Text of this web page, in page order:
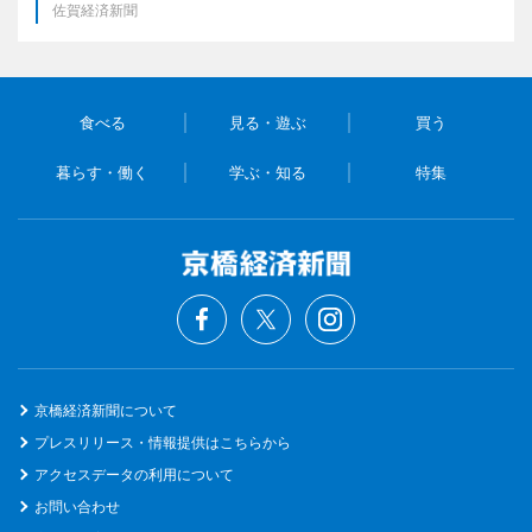
佐賀経済新聞
食べる 見る・遊ぶ 買う
暮らす・働く 学ぶ・知る 特集
京橋経済新聞について
プレスリリース・情報提供はこちらから
アクセスデータの利用について
お問い合わせ